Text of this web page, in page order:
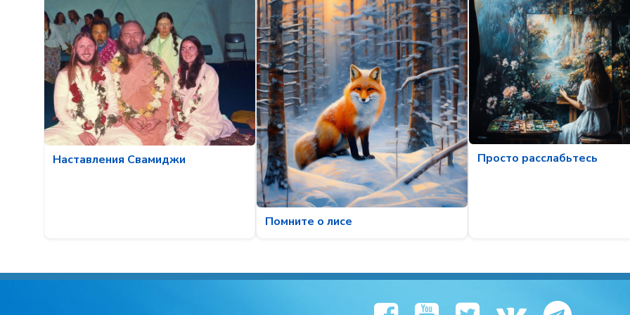
Наставления Свамиджи
Помните о лисе
Просто расслабьтесь